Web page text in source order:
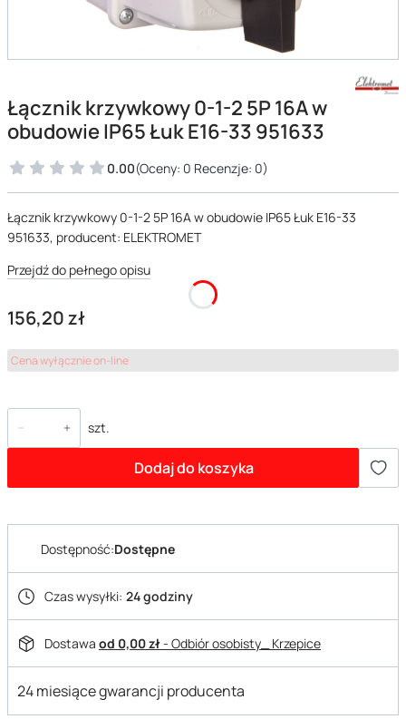
Łącznik krzywkowy 0-1-2 5P 16A w
obudowie IP65 Łuk E16-33 951633
0.00(Oceny: 0 Recenzje: 0)
Łącznik krzywkowy 0-1-2 5P 16A w obudowie IP65 Łuk E16-33
951633, producent: ELEKTROMET
Przejdź do pełnego opisu
Cena
156,20 zł
Cena wyłącznie on-line
szt.
Dodaj do koszyka
Dostępność:Dostępne
Czas wysyłki: 24 godziny
Dostawa od 0,00 zł- Odbiór osobisty_ Krzepice
24 miesiące gwarancji producenta